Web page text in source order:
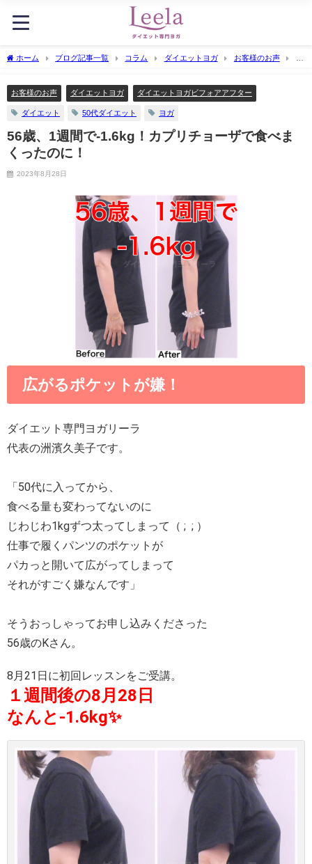
ホーム ブログ記事一覧 コラム ダイエットヨガ お客様のお声
お客様のお声 ダイエットヨガ ダイエットヨガビフォアアフター
ダイエット 50代ダイエット ヨガ
56歳、1週間で-1.6kg！カプリチョーザで食べま
くったのに！
2023年8月28日
広がるポケットが嫌！
ダイエット専門ヨガリーラ
代表の洲濱久美子です。
「50代に入ってから、
食べる量も変わってないのに
じわじわ1kgずつ太ってしまって（ ; ; ）
仕事で履くパンツのポケットが
パカっと開いて広がってしまって
それがすごく嫌なんです」
そうおっしゃってお申し込みくださった
56歳のKさん。
8月21日に初回レッスンをご受講。
１週間後の8月28日
なんと-1.6kg✨